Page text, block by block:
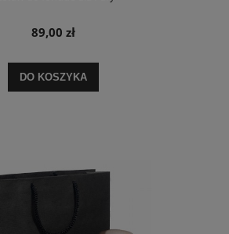
89,00 zł
DO KOSZYKA